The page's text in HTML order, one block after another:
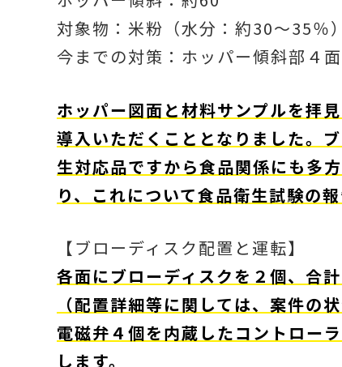
対象物：米粉（水分：約30～35％）
今までの対策：ホッパー傾斜部４
ホッパー図面と材料サンプルを拝見
導入いただくこととなりました。
生対応品ですから食品関係にも多
り、これについて食品衛生試験の
【ブローディスク配置と運転】
各面にブローディスクを２個、合
（配置詳細等に関しては、案件の
電磁弁４個を内蔵したコントロー
します。